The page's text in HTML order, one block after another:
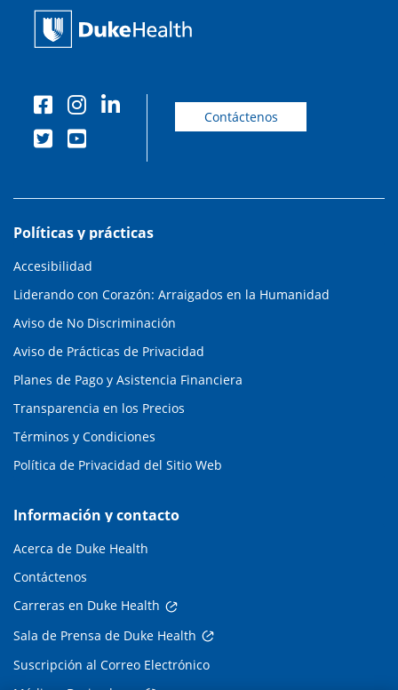
Contáctenos
Políticas y prácticas
Accesibilidad
Liderando con Corazón: Arraigados en la Humanidad
Aviso de No Discriminación
Aviso de Prácticas de Privacidad
Planes de Pago y Asistencia Financiera
Transparencia en los Precios
Términos y Condiciones
Política de Privacidad del Sitio Web
Información y contacto
Acerca de Duke Health
Contáctenos
Carreras en Duke Health
Sala de Prensa de Duke Health
Suscripción al Correo Electrónico